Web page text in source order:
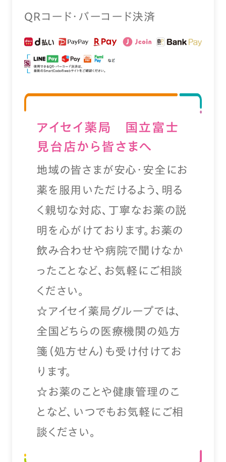
QRコード・バーコード決済
アイセイ薬局 国立富士
見台店から皆さまへ
地域の皆さまが安心・安全にお
薬を服用いただけるよう、明る
く親切な対応、丁寧なお薬の説
明を心がけております。お薬の
飲み合わせや病院で聞けなか
ったことなど、お気軽にご相談
ください。
☆アイセイ薬局グループでは、
全国どちらの医療機関の処方
箋（処方せん）も受け付けてお
ります。
☆お薬のことや健康管理のこ
となど、いつでもお気軽にご相
談ください。